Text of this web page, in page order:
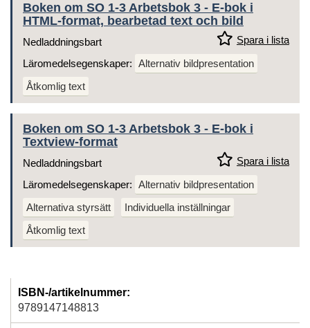
Boken om SO 1-3 Arbetsbok 3 - E-bok i
HTML-format, bearbetad text och bild
Spara i lista
Nedladdningsbart
Läromedelsegenskaper: Alternativ bildpresentation
Åtkomlig text
Boken om SO 1-3 Arbetsbok 3 - E-bok i
Textview-format
Spara i lista
Nedladdningsbart
Läromedelsegenskaper: Alternativ bildpresentation
Alternativa styrsätt
Individuella inställningar
Åtkomlig text
ISBN-/artikelnummer:
9789147148813